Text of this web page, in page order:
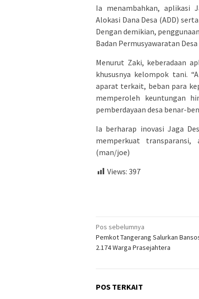
Ia menambahkan, aplikasi
Alokasi Dana Desa (ADD)
Dengan demikian,
Badan Permusyawaratan Desa
Menurut Zaki, keberadaan
khususnya kelompok tani.
aparat terkait, beban para
memperoleh keuntungan
pemberdayaan desa benar-
Ia berharap inovasi Jaga
memperkuat
(man/joe)
Views: 397
Navigasi
pos
Pos sebelumnya
Pemkot Tangerang Salurkan
2.174 Warga Prasejahtera
POS TERKAIT